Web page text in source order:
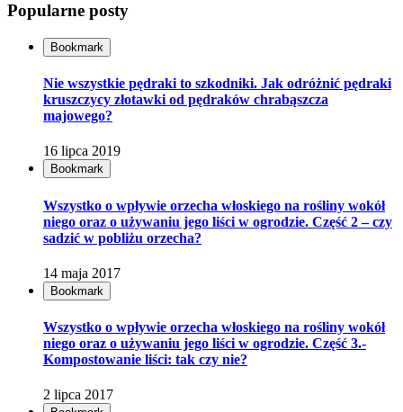
Popularne posty
Bookmark
Nie wszystkie pędraki to szkodniki. Jak odróżnić pędraki
kruszczycy złotawki od pędraków chrabąszcza
majowego?
16 lipca 2019
Bookmark
Wszystko o wpływie orzecha włoskiego na rośliny wokół
niego oraz o używaniu jego liści w ogrodzie. Część 2 – czy
sadzić w pobliżu orzecha?
14 maja 2017
Bookmark
Wszystko o wpływie orzecha włoskiego na rośliny wokół
niego oraz o używaniu jego liści w ogrodzie. Część 3.-
Kompostowanie liści: tak czy nie?
2 lipca 2017